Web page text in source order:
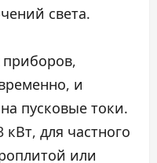
света.
и
пусковые токи.
для частного
или